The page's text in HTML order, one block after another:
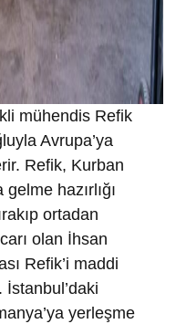
mühendis Refik
Avrupa’ya
Refik, Kurban
hazırlığı
ortadan
olan İhsan
Refik’i maddi
İstanbul’daki
yerleşme